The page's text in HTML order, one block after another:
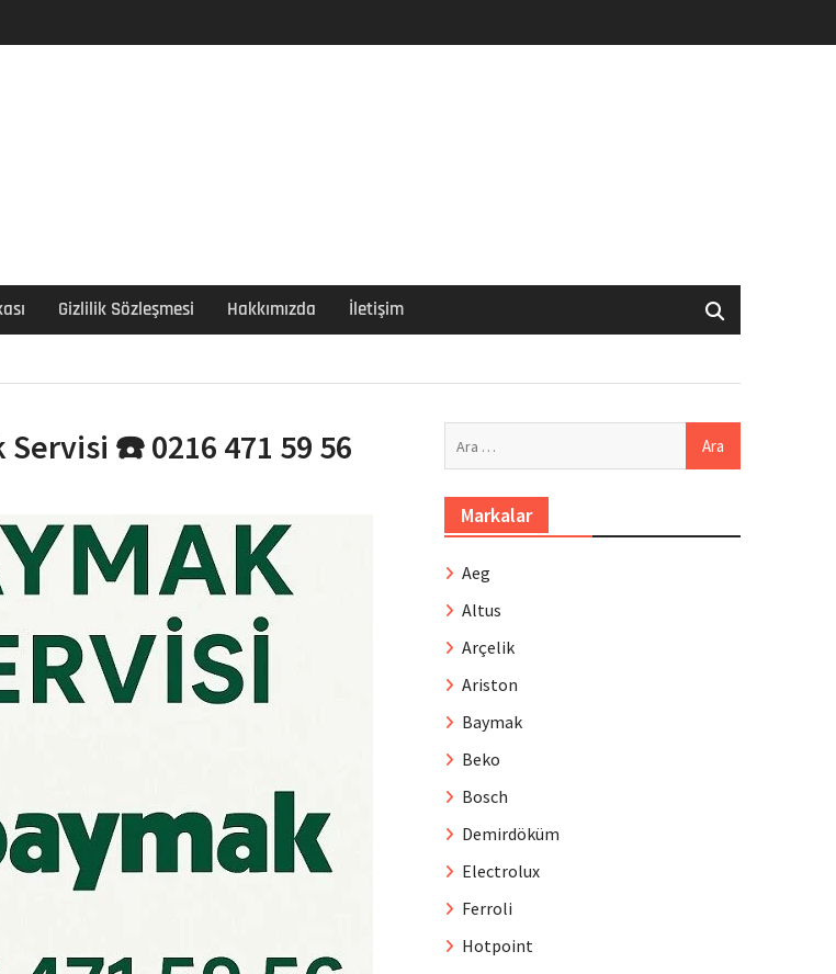
Gizlilik Sözleşmesi Hakkımızda İletişim
Servisi ☎️ 0216 471 59 56
Markalar
Aeg
Altus
Arçelik
Ariston
Baymak
Beko
Bosch
Demirdöküm
Electrolux
Ferroli
Hotpoint